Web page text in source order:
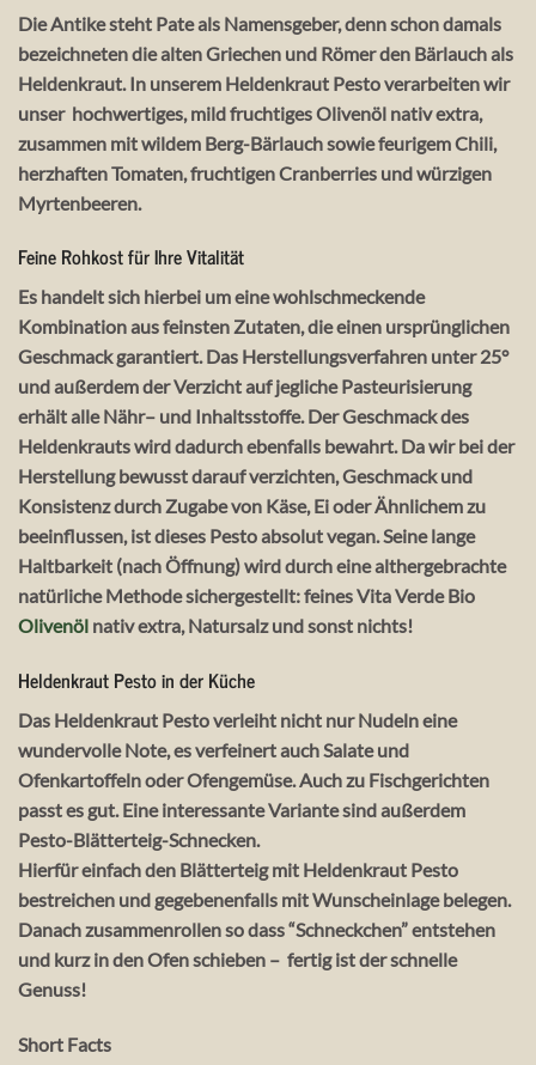
Die Antike steht Pate als Namensgeber, denn schon damals
bezeichneten die alten Griechen und Römer den Bärlauch als
Heldenkraut. In unserem Heldenkraut Pesto verarbeiten wir
unser hochwertiges, mild fruchtiges Olivenöl nativ extra,
zusammen mit wildem Berg-Bärlauch sowie feurigem Chili,
herzhaften Tomaten, fruchtigen Cranberries und würzigen
Myrtenbeeren.
Feine Rohkost für Ihre Vitalität
Es handelt sich hierbei um eine wohlschmeckende
Kombination aus feinsten Zutaten, die einen ursprünglichen
Geschmack garantiert. Das Herstellungsverfahren unter 25°
und außerdem der Verzicht auf jegliche Pasteurisierung
erhält alle Nähr– und Inhaltsstoffe. Der Geschmack des
Heldenkrauts wird dadurch ebenfalls bewahrt. Da wir bei der
Herstellung bewusst darauf verzichten, Geschmack und
Konsistenz durch Zugabe von Käse, Ei oder Ähnlichem zu
beeinflussen, ist dieses Pesto absolut vegan. Seine lange
Haltbarkeit (nach Öffnung) wird durch eine althergebrachte
natürliche Methode sichergestellt: feines Vita Verde Bio
Olivenöl nativ extra, Natursalz und sonst nichts!
Heldenkraut Pesto in der Küche
Das Heldenkraut Pesto verleiht nicht nur Nudeln eine
wundervolle Note, es verfeinert auch Salate und
Ofenkartoffeln oder Ofengemüse. Auch zu Fischgerichten
passt es gut. Eine interessante Variante sind außerdem
Pesto-Blätterteig-Schnecken.
Hierfür einfach den Blätterteig mit Heldenkraut Pesto
bestreichen und gegebenenfalls mit Wunscheinlage belegen.
Danach zusammenrollen so dass “Schneckchen” entstehen
und kurz in den Ofen schieben – fertig ist der schnelle
Genuss!
Short Facts